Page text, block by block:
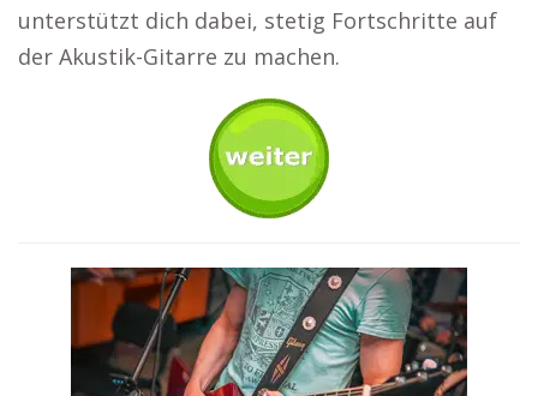
unterstützt dich dabei, stetig Fortschritte auf
der Akustik-Gitarre zu machen.